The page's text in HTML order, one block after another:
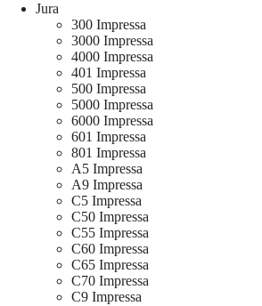
Jura
300 Impressa
3000 Impressa
4000 Impressa
401 Impressa
500 Impressa
5000 Impressa
6000 Impressa
601 Impressa
801 Impressa
A5 Impressa
A9 Impressa
C5 Impressa
C50 Impressa
C55 Impressa
C60 Impressa
C65 Impressa
C70 Impressa
C9 Impressa